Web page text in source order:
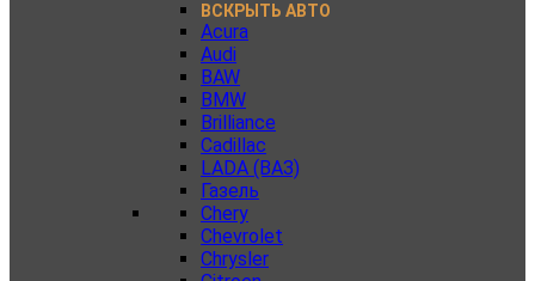
ВСКРЫТЬ АВТО
Acura
Audi
BAW
BMW
Brilliance
Cadillac
LADA (ВАЗ)
Газель
Chery
Chevrolet
Chrysler